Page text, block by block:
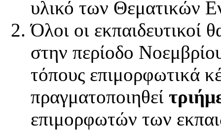
υλικό των Θεματικών
Όλοι οι εκπαιδευτικοί
στην περίοδο
τόπους επιμορφωτικά
πραγματοποιηθεί
επιμορφωτών των